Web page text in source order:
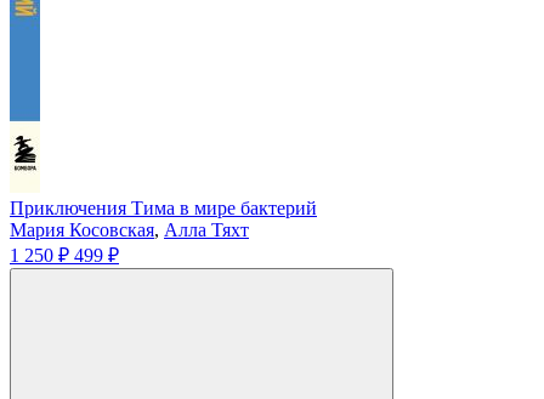
Приключения Тима в мире бактерий
Мария Косовская, Алла Тяхт
1 250 ₽ 499 ₽